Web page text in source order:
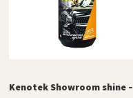
Kenotek Showroom shine –